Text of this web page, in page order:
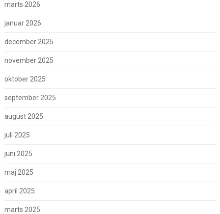
marts 2026
januar 2026
december 2025
november 2025
oktober 2025
september 2025
august 2025
juli 2025
juni 2025
maj 2025
april 2025
marts 2025